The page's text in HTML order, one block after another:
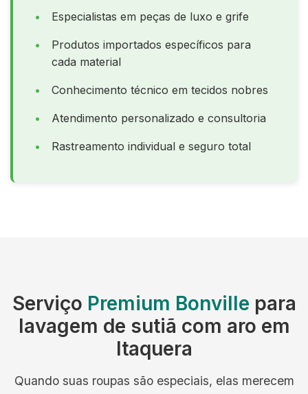
Especialistas em peças de luxo e grife
Produtos importados específicos para
cada material
Conhecimento técnico em tecidos nobres
Atendimento personalizado e consultoria
Rastreamento individual e seguro total
Serviço Premium Bonville para
lavagem de sutiã com aro em
Itaquera
Quando suas roupas são especiais, elas merecem